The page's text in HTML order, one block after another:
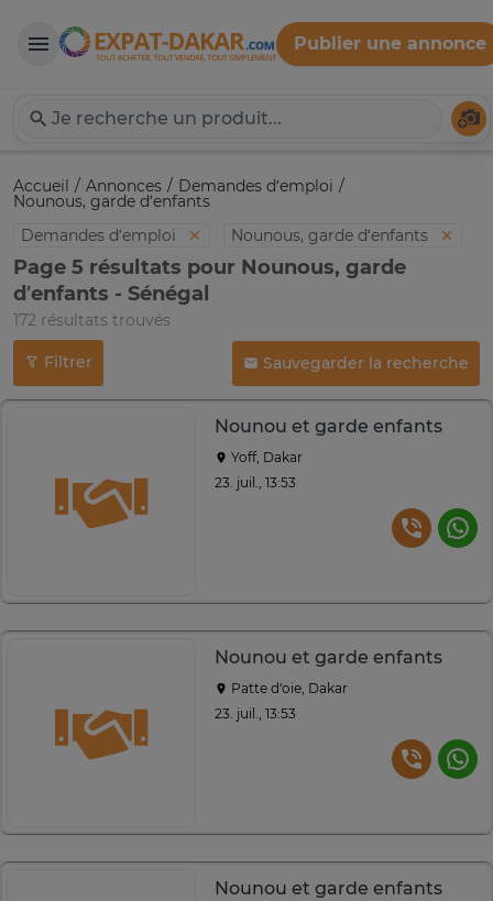
Expat-Dakar
Publier une annonce
Accueil Annonces Demandes d’emploi
Nounous, garde d’enfants
Demandes d’emploi
Nounous, garde d’enfants
Page 5 résultats pour Nounous, garde
d’enfants - Sénégal
172 résultats trouvés
Filtrer Sauvegarder la recherche
Nounou et garde enfants
Yoff, Dakar
23. juil., 13:53
Nounou et garde enfants
Patte d‘oie, Dakar
23. juil., 13:53
Nounou et garde enfants